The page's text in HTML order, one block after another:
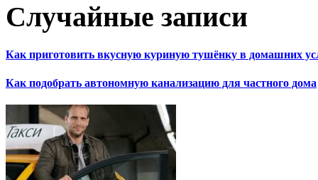
Случайные записи
Как приготовить вкусную куриную тушёнку в домашних
Как подобрать автономную канализацию для частного дома